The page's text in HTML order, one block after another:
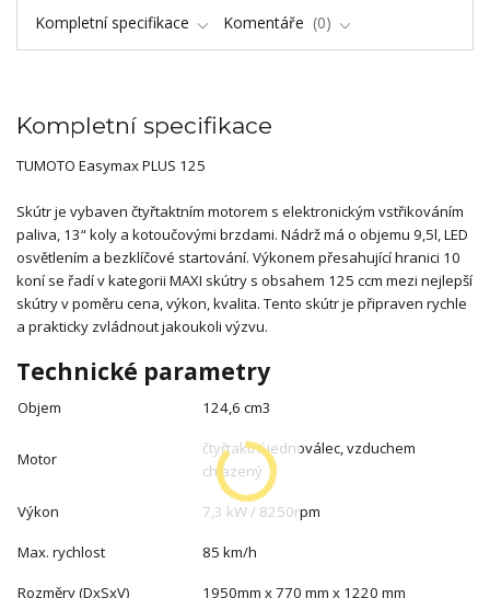
Kompletní specifikace Komentáře 0
Kompletní specifikace
TUMOTO Easymax PLUS 125
Skútr je vybaven čtyřtaktním motorem s elektronickým vstřikováním
paliva, 13“ koly a kotoučovými brzdami. Nádrž má o objemu 9,5l, LED
osvětlením a bezklíčové startování. Výkonem přesahující hranici 10
koní se řadí v kategorii MAXI skútry s obsahem 125 ccm mezi nejlepší
skútry v poměru cena, výkon, kvalita. Tento skútr je připraven rychle
a prakticky zvládnout jakoukoli výzvu.
Technické parametry
Objem 124,6 cm3
Motor
čtyřtaktní jednoválec, vzduchem
chlazený
Výkon 7,3 kW / 8250rpm
Max. rychlost 85 km/h
Rozměry (DxSxV) 1950mm x 770 mm x 1220 mm